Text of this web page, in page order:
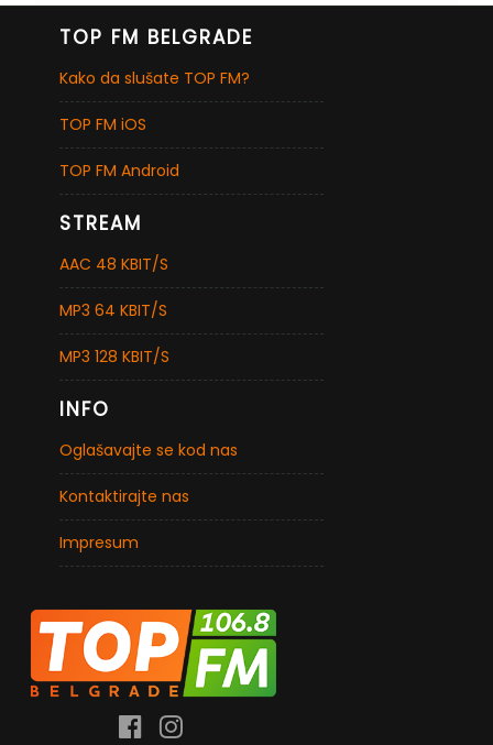
TOP FM BELGRADE
Kako da slušate TOP FM?
TOP FM iOS
TOP FM Android
STREAM
AAC 48 KBIT/S
MP3 64 KBIT/S
MP3 128 KBIT/S
INFO
Oglašavajte se kod nas
Kontaktirajte nas
Impresum